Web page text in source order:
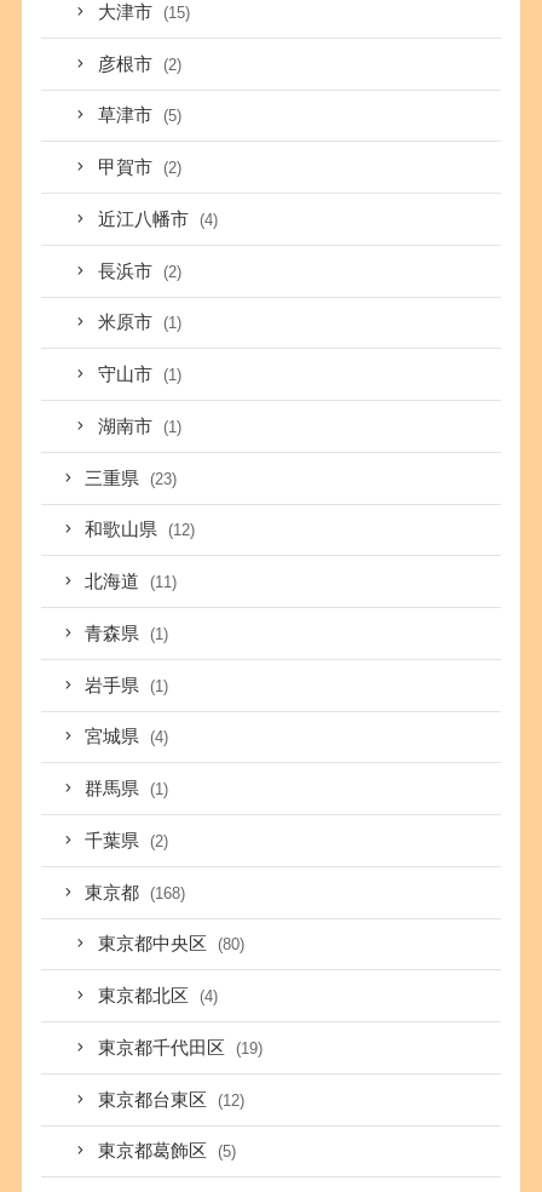
大津市 (15)
彦根市 (2)
草津市 (5)
甲賀市 (2)
近江八幡市 (4)
長浜市 (2)
米原市 (1)
守山市 (1)
湖南市 (1)
三重県 (23)
和歌山県 (12)
北海道 (11)
青森県 (1)
岩手県 (1)
宮城県 (4)
群馬県 (1)
千葉県 (2)
東京都 (168)
東京都中央区 (80)
東京都北区 (4)
東京都千代田区 (19)
東京都台東区 (12)
東京都葛飾区 (5)